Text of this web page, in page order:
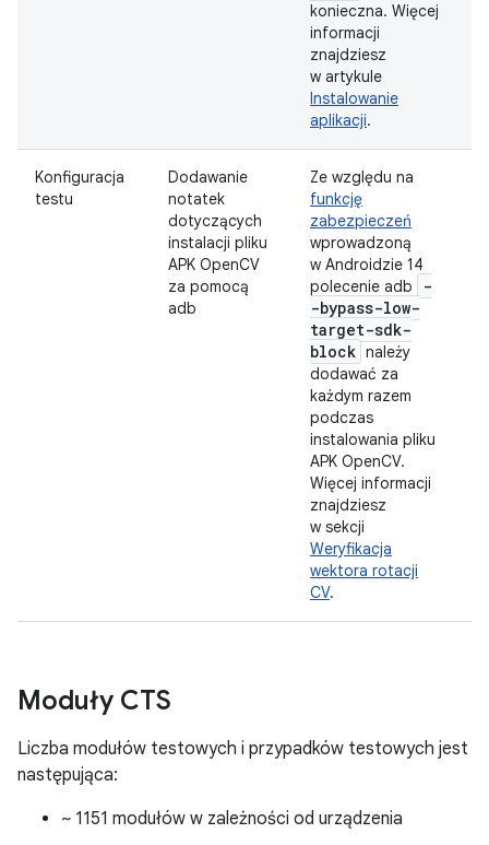
konieczna. Więcej
informacji
znajdziesz
w artykule
Instalowanie
aplikacji.
Konfiguracja
testu
Dodawanie
notatek
dotyczących
instalacji pliku
APK OpenCV
za pomocą
adb
Ze względu na
funkcję
zabezpieczeń
wprowadzoną
w Androidzie 14
polecenie adb
-
-bypass-low-
target-sdk-
block należy
dodawać za
każdym razem
podczas
instalowania pliku
APK OpenCV.
Więcej informacji
znajdziesz
w sekcji
Weryfikacja
wektora rotacji
CV.
Moduły CTS
Liczba modułów testowych i przypadków testowych jest
następująca:
~ 1151 modułów w zależności od urządzenia